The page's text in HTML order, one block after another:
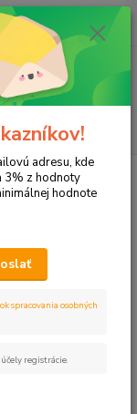
Hľadať
ks
za 0,00 EUR
KX-FP215e
adresu, kde
3% z hodnoty
hodnote
spracovania osobných
registrácie.